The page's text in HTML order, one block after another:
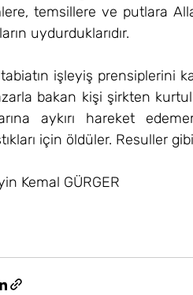
temsillere ve putlara
uydurduklarıdır.
işleyiş prensiplerini
bakan kişi şirkten
aykırı hareket
için öldüler. Resuller
Kemal GÜRGER